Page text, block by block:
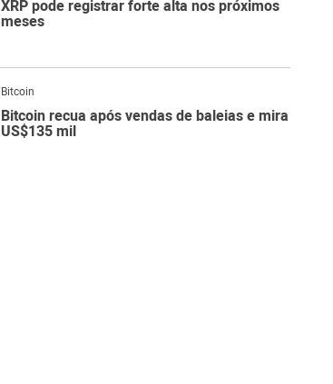
XRP pode registrar forte alta nos próximos
meses
Bitcoin
Bitcoin recua após vendas de baleias e mira
US$135 mil